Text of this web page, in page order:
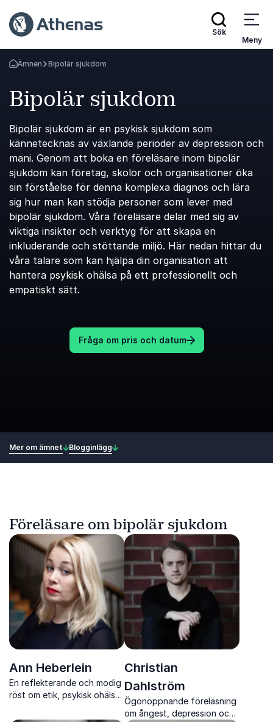
Sök
Meny
Gå tillbaka till startsidan
Ämnen Bipolär sjukdom
Bipolär sjukdom
Bipolär sjukdom är en psykisk sjukdom som
kännetecknas av växlande perioder av depression och
mani. Genom att boka en föreläsare inom bipolär
sjukdom kan företag, skolor och organisationer öka
sin förståelse för denna komplexa diagnos och lära
sig hur man kan stödja personer som lever med
bipolär sjukdom. Våra föreläsare delar med sig av
viktiga insikter och verktyg för att skapa en
inkluderande och stöttande miljö. Här nedan hittar du
våra talare som kan hjälpa din organisation att
hantera psykisk ohälsa på ett professionellt och
empatiskt sätt.
Fråga om pris och datum
Mer om ämnet Blogginlägg
Föreläsare om bipolär sjukdom
Ann Heberlein
En reflekterande och modig
röst om etik, psykisk ohälsa
både skärpa och värme.
Christian
Dahlström
Ögonöppnande föreläsning
om ångest, depression och